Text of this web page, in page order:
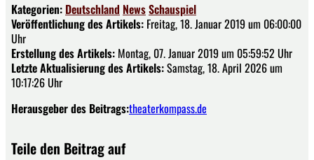
Kategorien: Deutschland NewsSchauspiel
Veröffentlichung des Artikels: Freitag, 18. Januar 2019 um 06:00:00
Uhr
Erstellung des Artikels: Montag, 07. Januar 2019 um 05:59:52 Uhr
Letzte Aktualisierung des Artikels:Samstag, 18. April 2026 um
10:17:26 Uhr
Herausgeber des Beitrags:theaterkompass.de
Teile den Beitrag auf